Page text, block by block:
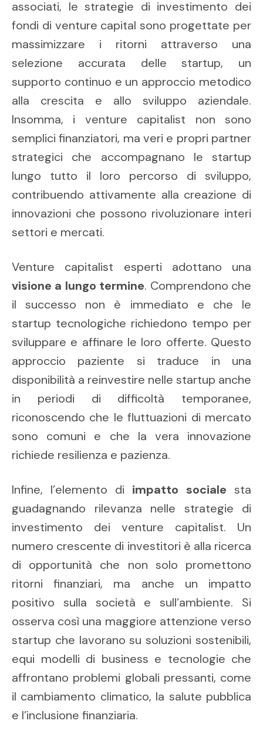
associati, le strategie di investimento dei
fondi di venture capital sono progettate per
massimizzare i ritorni attraverso una
selezione accurata delle startup, un
supporto continuo e un approccio metodico
alla crescita e allo sviluppo aziendale.
Insomma, i venture capitalist non sono
semplici finanziatori, ma veri e propri partner
strategici che accompagnano le startup
lungo tutto il loro percorso di sviluppo,
contribuendo attivamente alla creazione di
innovazioni che possono rivoluzionare interi
settori e mercati.
Venture capitalist esperti adottano una
visione a lungo termine. Comprendono che
il successo non è immediato e che le
startup tecnologiche richiedono tempo per
sviluppare e affinare le loro offerte. Questo
approccio paziente si traduce in una
disponibilità a reinvestire nelle startup anche
in periodi di difficoltà temporanee,
riconoscendo che le fluttuazioni di mercato
sono comuni e che la vera innovazione
richiede resilienza e pazienza.
Infine, l’elemento di impatto sociale sta
guadagnando rilevanza nelle strategie di
investimento dei venture capitalist. Un
numero crescente di investitori è alla ricerca
di opportunità che non solo promettono
ritorni finanziari, ma anche un impatto
positivo sulla società e sull’ambiente. Si
osserva così una maggiore attenzione verso
startup che lavorano su soluzioni sostenibili,
equi modelli di business e tecnologie che
affrontano problemi globali pressanti, come
il cambiamento climatico, la salute pubblica
e l’inclusione finanziaria.